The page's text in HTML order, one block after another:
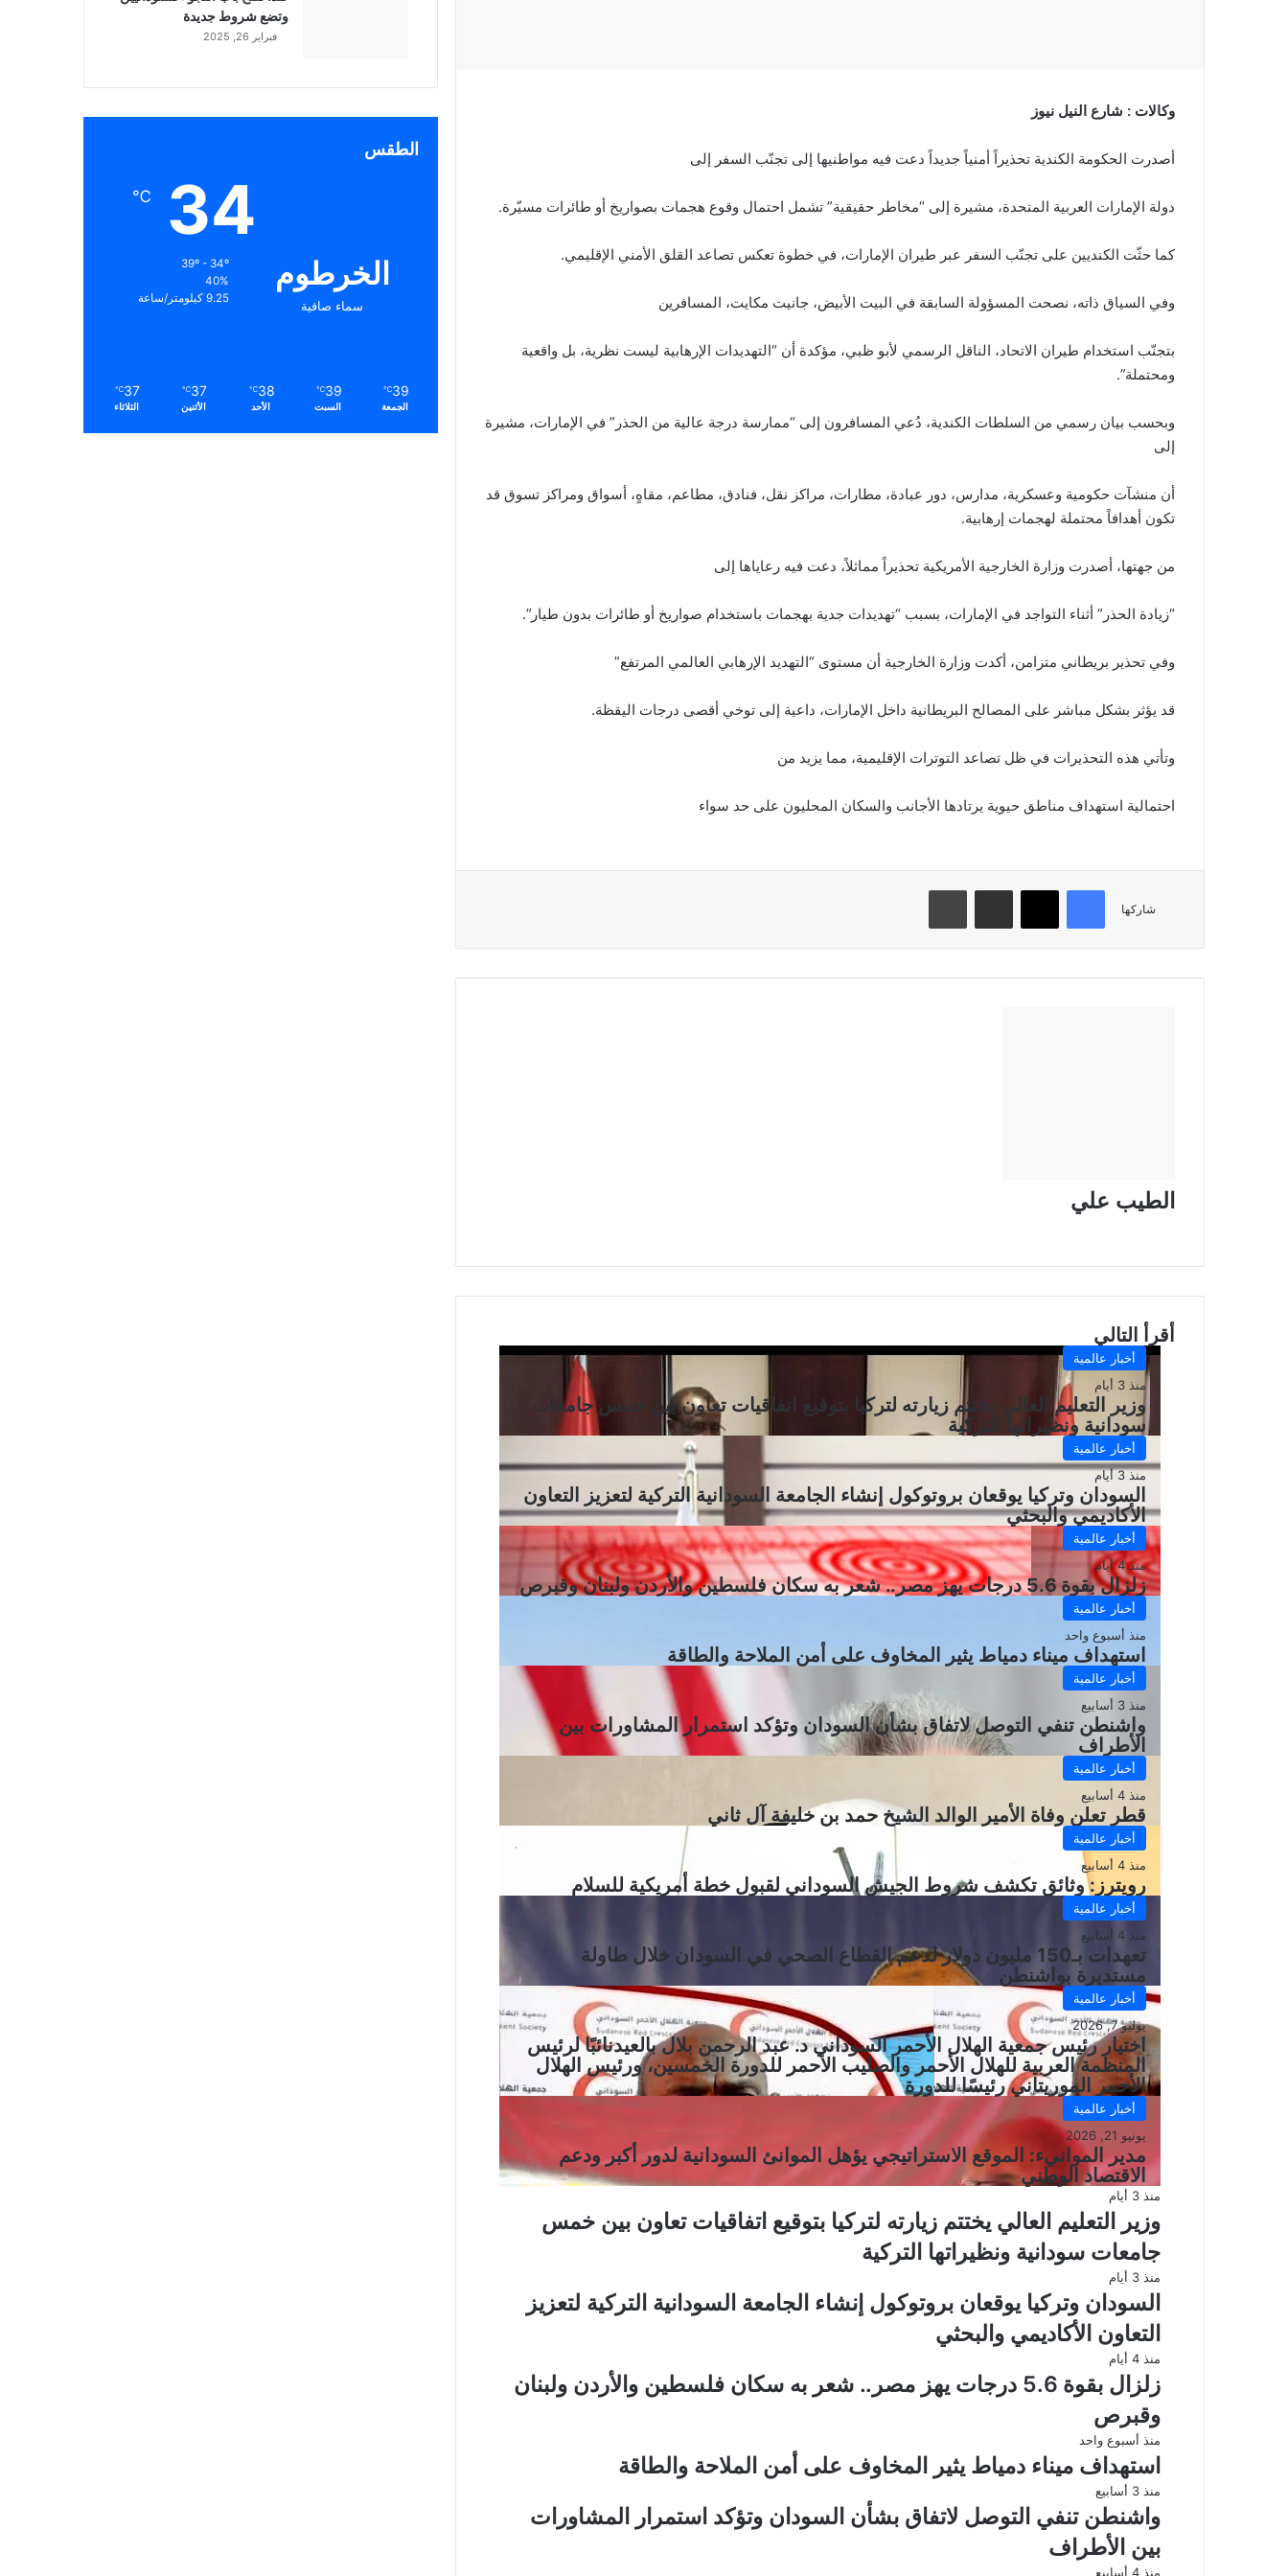
وكالات : شارع النيل نيوز
أصدرت الحكومة الكندية تحذيراً أمنياً جديداً دعت فيه مواطنيها إلى تجنّب السفر إلى
دولة الإمارات العربية المتحدة، مشيرة إلى “مخاطر حقيقية” تشمل احتمال وقوع هجمات بصواريخ أو طائرات مسيّرة.
كما حثّت الكنديين على تجنّب السفر عبر طيران الإمارات، في خطوة تعكس تصاعد القلق الأمني الإقليمي.
وفي السياق ذاته، نصحت المسؤولة السابقة في البيت الأبيض، جانيت مكايت، المسافرين
بتجنّب استخدام طيران الاتحاد، الناقل الرسمي لأبو ظبي، مؤكدة أن “التهديدات الإرهابية ليست نظرية، بل واقعية
ومحتملة”.
وبحسب بيان رسمي من السلطات الكندية، دُعي المسافرون إلى “ممارسة درجة عالية من الحذر” في الإمارات، مشيرة
إلى
أن منشآت حكومية وعسكرية، مدارس، دور عبادة، مطارات، مراكز نقل، فنادق، مطاعم، مقاهٍ، أسواق ومراكز تسوق قد
تكون أهدافاً محتملة لهجمات إرهابية.
من جهتها، أصدرت وزارة الخارجية الأمريكية تحذيراً مماثلاً، دعت فيه رعاياها إلى
“زيادة الحذر” أثناء التواجد في الإمارات، بسبب “تهديدات جدية بهجمات باستخدام صواريخ أو طائرات بدون طيار”.
وفي تحذير بريطاني متزامن، أكدت وزارة الخارجية أن مستوى “التهديد الإرهابي العالمي المرتفع”
قد يؤثر بشكل مباشر على المصالح البريطانية داخل الإمارات، داعية إلى توخي أقصى درجات اليقظة.
وتأتي هذه التحذيرات في ظل تصاعد التوترات الإقليمية، مما يزيد من
احتمالية استهداف مناطق حيوية يرتادها الأجانب والسكان المحليون على حد سواء
شاركها
فيسبوك تويتر مشاركة عبر البريد طباعة
الطيب علي
أقرأ التالي
أخبار عالمية
منذ 3 أيام
وزير التعليم العالي يختتم زيارته لتركيا بتوقيع اتفاقيات تعاون بين خمس جامعات
سودانية ونظيراتها التركية
أخبار عالمية
منذ 3 أيام
السودان وتركيا يوقعان بروتوكول إنشاء الجامعة السودانية التركية لتعزيز التعاون
الأكاديمي والبحثي
أخبار عالمية
منذ 4 أيام
زلزال بقوة 5.6 درجات يهز مصر.. شعر به سكان فلسطين والأردن ولبنان وقبرص
أخبار عالمية
منذ أسبوع واحد
استهداف ميناء دمياط يثير المخاوف على أمن الملاحة والطاقة
أخبار عالمية
منذ 3 أسابيع
واشنطن تنفي التوصل لاتفاق بشأن السودان وتؤكد استمرار المشاورات بين
الأطراف
أخبار عالمية
منذ 4 أسابيع
قطر تعلن وفاة الأمير الوالد الشيخ حمد بن خليفة آل ثاني
أخبار عالمية
منذ 4 أسابيع
رويترز: وثائق تكشف شروط الجيش السوداني لقبول خطة أمريكية للسلام
أخبار عالمية
منذ 4 أسابيع
تعهدات بـ150 مليون دولار لدعم القطاع الصحي في السودان خلال طاولة
مستديرة بواشنطن
أخبار عالمية
يوليو 7, 2026
اختيار رئيس جمعية الهلال الأحمر السوداني د. عبد الرحمن بلال بالعيدنائبًا لرئيس
المنظمة العربية للهلال الأحمر والصليب الأحمر للدورة الخمسين، ورئيس الهلال
الأحمر الموريتاني رئيسًا للدورة
أخبار عالمية
يونيو 21, 2026
مدير الموانيء: الموقع الاستراتيجي يؤهل الموانئ السودانية لدور أكبر ودعم
الاقتصاد الوطني
منذ 3 أيام
وزير التعليم العالي يختتم زيارته لتركيا بتوقيع اتفاقيات تعاون بين خمس
جامعات سودانية ونظيراتها التركية
منذ 3 أيام
السودان وتركيا يوقعان بروتوكول إنشاء الجامعة السودانية التركية لتعزيز
التعاون الأكاديمي والبحثي
منذ 4 أيام
زلزال بقوة 5.6 درجات يهز مصر.. شعر به سكان فلسطين والأردن ولبنان
وقبرص
منذ أسبوع واحد
استهداف ميناء دمياط يثير المخاوف على أمن الملاحة والطاقة
منذ 3 أسابيع
واشنطن تنفي التوصل لاتفاق بشأن السودان وتؤكد استمرار المشاورات
بين الأطراف
منذ 4 أسابيع
وتضع شروط جديدة
فبراير 26, 2025
الطقس
الخرطوم
سماء صافية
34
℃
39º - 34º
40%
9.25 كيلومتر/ساعة
39
℃
الجمعة
39
℃
السبت
38
℃
الأحد
37
℃
الأثنين
37
℃
الثلاثاء